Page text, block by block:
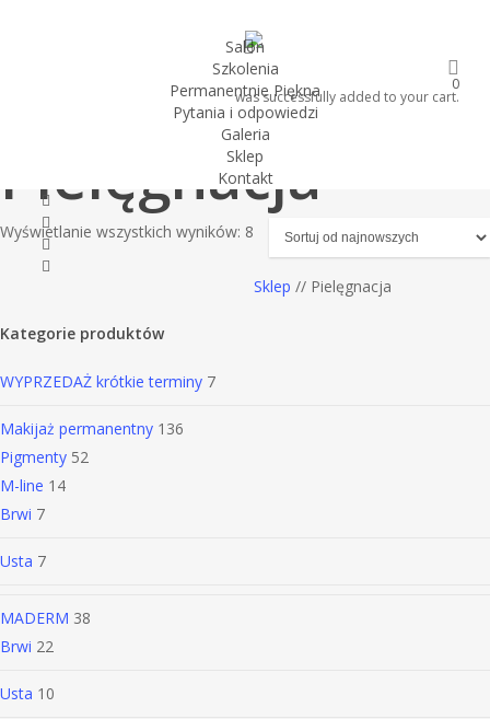
Salon
Szkolenia
Permanentnie Piękna
Pytania i odpowiedzi
Galeria
Sklep
Kontakt
twitter
facebook
youtube
instagram
search
0
was successfully added to your cart.
Pielęgnacja
Wyświetlanie wszystkich wyników: 8 Posortowane
według
najnowszych
Sklep // Pielęgnacja
Kategorie produktów
WYPRZEDAŻ krótkie terminy 7
Makijaż permanentny 136
Pigmenty 52
M-line 14
Brwi 7
Usta 7
MADERM 38
Brwi 22
Usta 10